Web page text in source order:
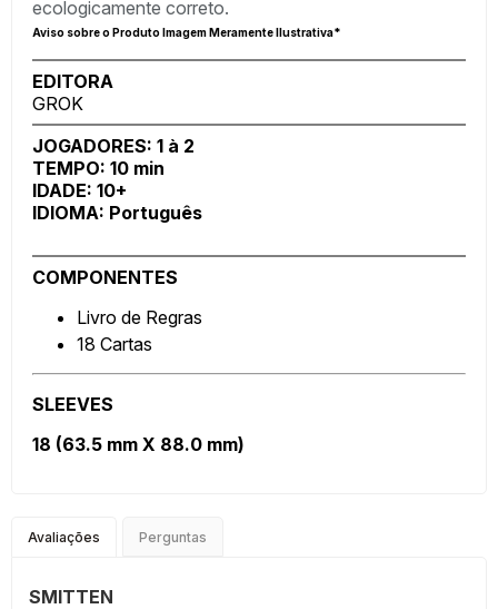
ecologicamente correto.
Aviso sobre o Produto Imagem Meramente Ilustrativa*
EDITORA
GROK
JOGADORES: 1 à 2
TEMPO: 10 min
IDADE: 10+
IDIOMA: Português
COMPONENTES
Livro de Regras
18 Cartas
SLEEVES
18 (63.5 mm X 88.0 mm)
Avaliações Perguntas
SMITTEN